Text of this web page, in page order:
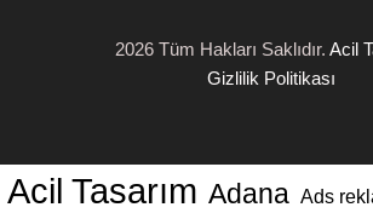
2026 Tüm Hakları Saklıdır. Acil
Gizlilik Politikası
Acil Tasarım Adana Ads